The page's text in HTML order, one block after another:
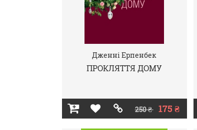
Дженні Ерпенбек
ПРОКЛЯТТЯ ДОМУ
250 ₴ 175 ₴